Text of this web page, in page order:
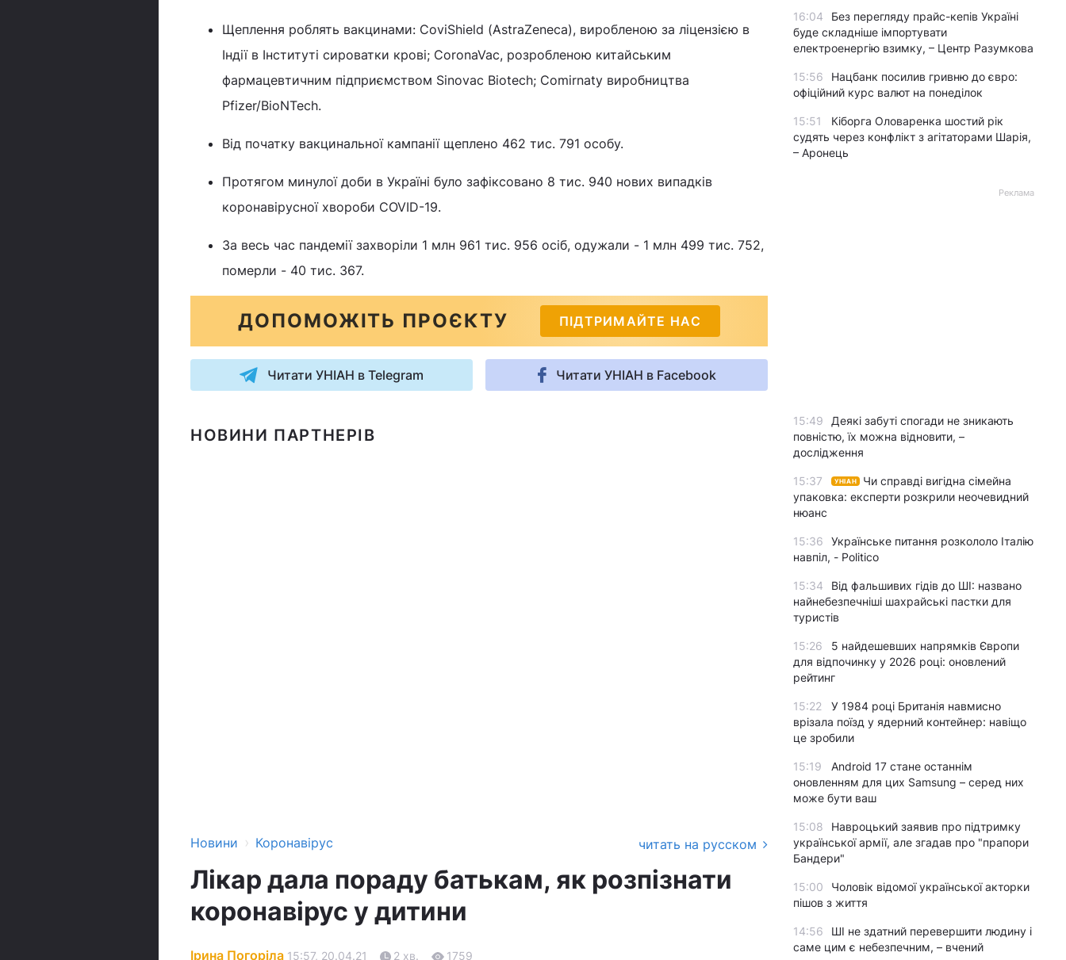
Щеплення роблять вакцинами: CoviShield (AstraZeneca), виробленою за ліцензією в
Індії в Інституті сироватки крові; CoronaVac, розробленою китайським
фармацевтичним підприємством Sinovac Biotech; Comirnaty виробництва
Pfizer/BioNTech.
Від початку вакцинальної кампанії щеплено 462 тис. 791 особу.
Протягом минулої доби в Україні було зафіксовано 8 тис. 940 нових випадків
коронавірусної хвороби COVID-19.
За весь час пандемії захворіли 1 млн 961 тис. 956 осіб, одужали - 1 млн 499 тис. 752,
померли - 40 тис. 367.
ДОПОМОЖІТЬ ПРОЄКТУ ПІДТРИМАЙТЕ НАС
Читати УНІАН в Telegram Читати УНІАН в Facebook
НОВИНИ ПАРТНЕРІВ
Новини › Коронавірус читать на русском
Лікар дала пораду батькам, як розпізнати
коронавірус у дитини
Ірина Погоріла 15:57, 20.04.21 2 хв. 1759
16:04
Без перегляду прайс-кепів Україні
буде складніше імпортувати
електроенергію взимку, – Центр Разумкова
15:56
Нацбанк посилив гривню до євро:
офіційний курс валют на понеділок
15:51
Кіборга Оловаренка шостий рік
судять через конфлікт з агітаторами Шарія,
– Аронець
Реклама
15:49
Деякі забуті спогади не зникають
повністю, їх можна відновити, –
дослідження
15:37 УНІАН
Чи справді вигідна сімейна
упаковка: експерти розкрили неочевидний
нюанс
15:36
Українське питання розкололо Італію
навпіл, - Politico
15:34
Від фальшивих гідів до ШІ: названо
найнебезпечніші шахрайські пастки для
туристів
15:26
5 найдешевших напрямків Європи
для відпочинку у 2026 році: оновлений
рейтинг
15:22
У 1984 році Британія навмисно
врізала поїзд у ядерний контейнер: навіщо
це зробили
15:19
Android 17 стане останнім
оновленням для цих Samsung – серед них
може бути ваш
15:08
Навроцький заявив про підтримку
української армії, але згадав про "прапори
Бандери"
15:00
Чоловік відомої української акторки
пішов з життя
14:56
ШІ не здатний перевершити людину і
саме цим є небезпечним, – вчений